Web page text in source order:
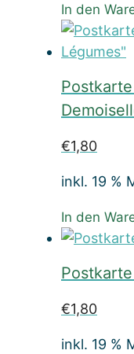
In den
€1,80
inkl. 19 %
In den
€1,80
inkl. 19 %